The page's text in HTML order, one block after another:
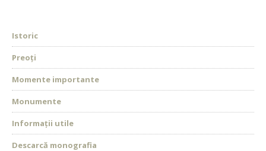
Istoric
Preoți
Momente importante
Monumente
Informații utile
Descarcă monografia